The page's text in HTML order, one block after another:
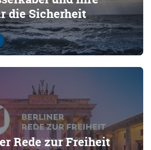
die Sicherheit
Rede zur Freiheit